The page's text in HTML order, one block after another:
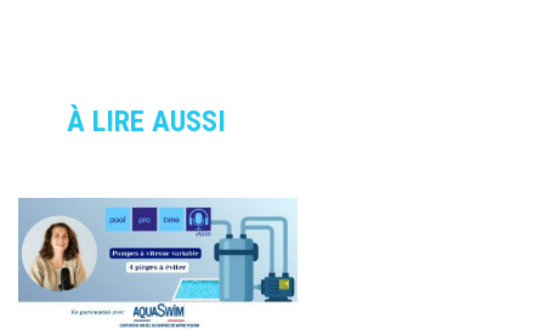
À LIRE AUSSI